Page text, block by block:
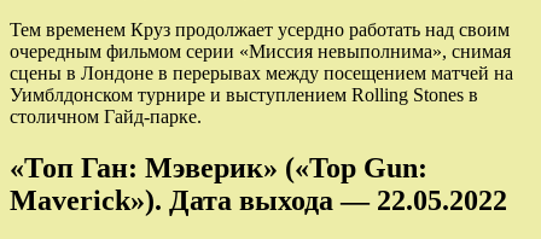
Тем временем Круз продолжает усердно работать над своим
очередным фильмом серии «Миссия невыполнима», снимая
сцены в Лондоне в перерывах между посещением матчей на
Уимблдонском турнире и выступлением Rolling Stones в
столичном Гайд-парке.
«Топ Ган: Мэверик» («Top Gun:
Maverick»). Дата выхода — 22.05.2022